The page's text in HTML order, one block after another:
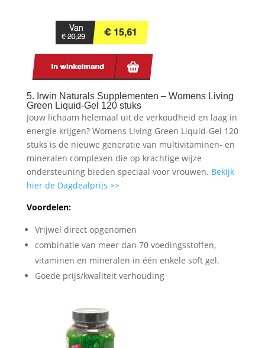
5. Irwin Naturals Supplementen – Womens Living
Green Liquid-Gel 120 stuks
Jouw lichaam helemaal uit de verkoudheid en laag in
energie krijgen? Womens Living Green Liquid-Gel 120
stuks is de nieuwe generatie van multivitaminen- en
mineralen complexen die op krachtige wijze
ondersteuning bieden speciaal voor vrouwen. Bekijk
hier de Dagdealprijs >>
Voordelen:
Vrijwel direct opgenomen
combinatie van meer dan 70 voedingsstoffen,
vitaminen en mineralen in één enkele soft gel.
Goede prijs/kwaliteit verhouding